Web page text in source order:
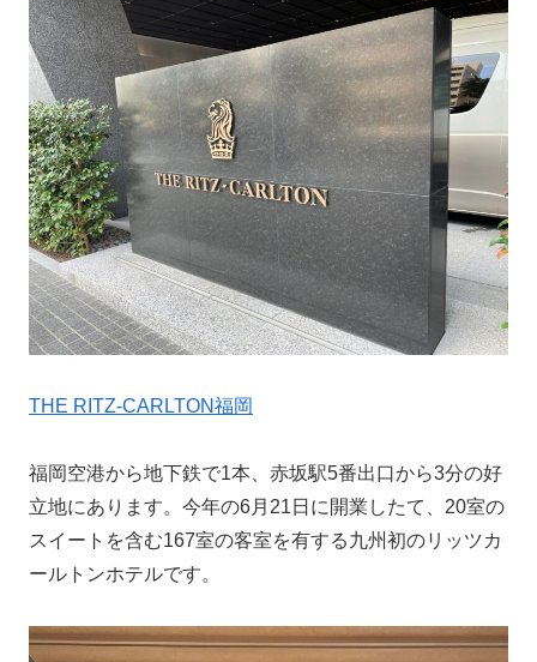
THE RITZ-CARLTON福岡
福岡空港から地下鉄で1本、赤坂駅5番出口から3分の好
立地にあります。今年の6月21日に開業したて、20室の
スイートを含む167室の客室を有する九州初のリッツカ
ールトンホテルです。